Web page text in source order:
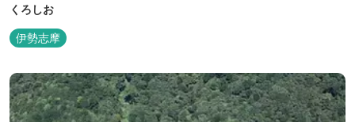
くろしお
伊勢志摩